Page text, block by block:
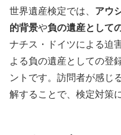
世界遺産検定では、 アウ
的背景や負の遺産として
ナチス・ドイツによる迫
よる負の遺産としての登
ントです。訪問者が感じ
解することで、検定対策